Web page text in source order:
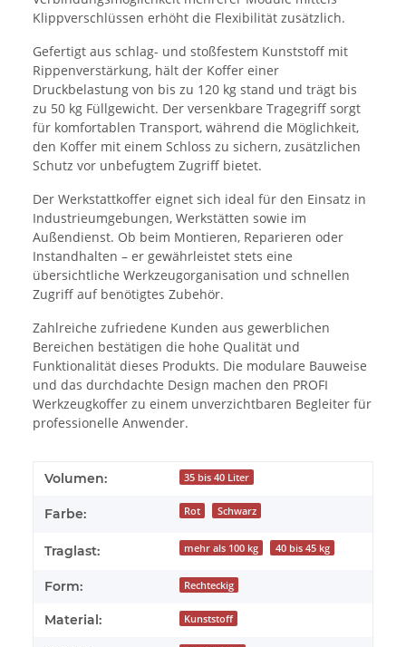
Klippverschlüssen erhöht die Flexibilität zusätzlich.
Gefertigt aus schlag- und stoßfestem Kunststoff mit
Rippenverstärkung, hält der Koffer einer
Druckbelastung von bis zu 120 kg stand und trägt bis
zu 50 kg Füllgewicht. Der versenkbare Tragegriff sorgt
für komfortablen Transport, während die Möglichkeit,
den Koffer mit einem Schloss zu sichern, zusätzlichen
Schutz vor unbefugtem Zugriff bietet.
Der Werkstattkoffer eignet sich ideal für den Einsatz in
Industrieumgebungen, Werkstätten sowie im
Außendienst. Ob beim Montieren, Reparieren oder
Instandhalten – er gewährleistet stets eine
übersichtliche Werkzeugorganisation und schnellen
Zugriff auf benötigtes Zubehör.
Zahlreiche zufriedene Kunden aus gewerblichen
Bereichen bestätigen die hohe Qualität und
Funktionalität dieses Produkts. Die modulare Bauweise
und das durchdachte Design machen den PROFI
Werkzeugkoffer zu einem unverzichtbaren Begleiter für
professionelle Anwender.
Volumen: 35 bis 40 Liter
Farbe: Rot Schwarz
Traglast: mehr als 100 kg 40 bis 45 kg
Form: Rechteckig
Material: Kunststoff